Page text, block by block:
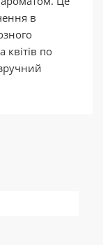
в
квітів по